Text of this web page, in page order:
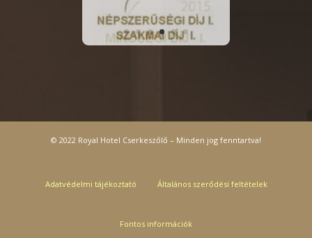
© 2022 Royal Hotel Cserkeszőlő – Minden jog fenntartva!
Adatvédelmi tájékoztató Általános szerődési feltételek
Fontos információk